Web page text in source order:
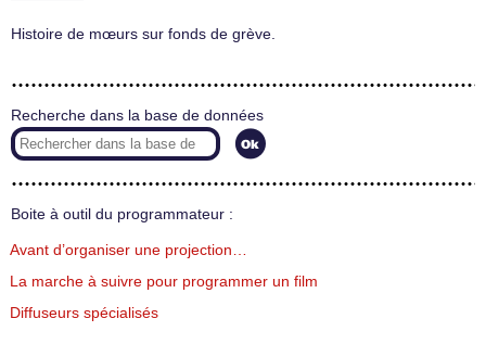
Histoire de mœurs sur fonds de grève.
Recherche dans la base de données
Boite à outil du programmateur :
Avant d’organiser une projection…
La marche à suivre pour programmer un film
Diffuseurs spécialisés